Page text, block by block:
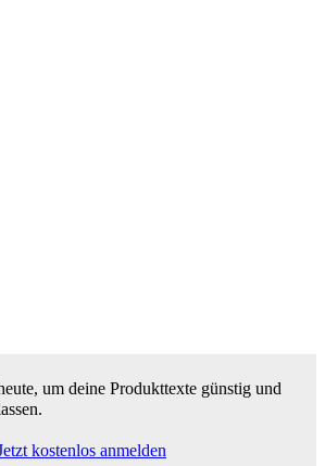
um deine Produkttexte günstig und
kostenlos anmelden